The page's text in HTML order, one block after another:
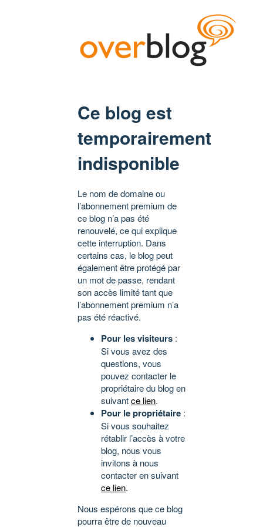
Ce blog est
temporairement
indisponible
Le nom de domaine ou
l’abonnement premium de
ce blog n’a pas été
renouvelé, ce qui explique
cette interruption. Dans
certains cas, le blog peut
également être protégé par
un mot de passe, rendant
son accès limité tant que
l’abonnement premium n’a
pas été réactivé.
Pour les visiteurs :
Si vous avez des
questions, vous
pouvez contacter le
propriétaire du blog en
suivantce lien.
Pour le propriétaire :
Si vous souhaitez
rétablir l’accès à votre
blog, nous vous
invitons à nous
contacter en suivant
ce lien.
Nous espérons que ce blog
pourra être de nouveau